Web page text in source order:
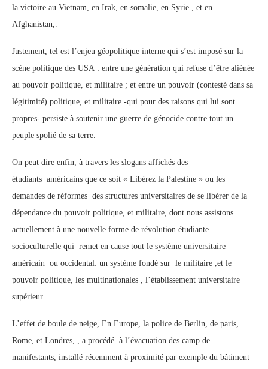
la victoire au Vietnam, en Irak, en somalie, en Syrie , et en
Afghanistan,.
Justement, tel est l’enjeu géopolitique interne qui s’est imposé sur la
scène politique des USA : entre une génération qui refuse d’être aliénée
au pouvoir politique, et militaire ; et entre un pouvoir (contesté dans sa
légitimité) politique, et militaire -qui pour des raisons qui lui sont
propres- persiste à soutenir une guerre de génocide contre tout un
peuple spolié de sa terre.
On peut dire enfin, à travers les slogans affichés des
étudiants américains que ce soit « Libérez la Palestine » ou les
demandes de réformes des structures universitaires de se libérer de la
dépendance du pouvoir politique, et militaire, dont nous assistons
actuellement à une nouvelle forme de révolution étudiante
socioculturelle qui remet en cause tout le système universitaire
américain ou occidental: un système fondé sur le militaire ,et le
pouvoir politique, les multinationales , l’établissement universitaire
supérieur.
L’effet de boule de neige, En Europe, la police de Berlin, de paris,
Rome, et Londres, , a procédé à l’évacuation des camp de
manifestants, installé récemment à proximité par exemple du bâtiment